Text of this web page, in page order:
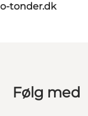
tonder.dk
Følg med